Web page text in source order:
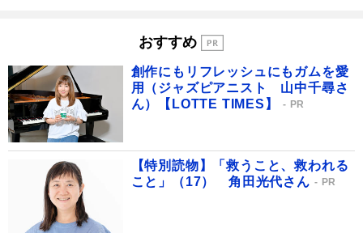
おすすめ
創作にもリフレッシュにもガムを愛
用（ジャズピアニスト 山中千尋さ
ん）【LOTTE TIMES】
PR
【特別読物】「救うこと、救われる
こと」（17） 角田光代さん
PR